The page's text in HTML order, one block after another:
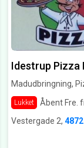
Idestrup Pizza
Madudbringning,
Lukket Åbent Fre.
Vestergade 2,